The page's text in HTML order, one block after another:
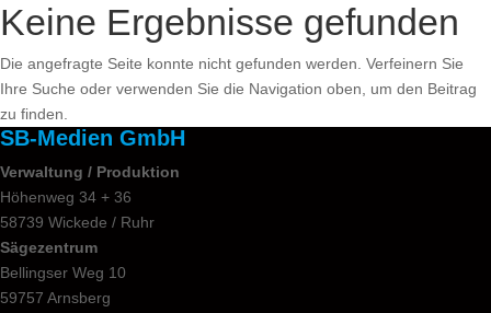
Keine Ergebnisse gefunden
Die angefragte Seite konnte nicht gefunden werden. Verfeinern Sie
Ihre Suche oder verwenden Sie die Navigation oben, um den Beitrag
zu finden.
SB-Medien GmbH
Verwaltung / Produktion
Höhenweg 34 + 36
58739 Wickede / Ruhr
Sägezentrum
Bellingser Weg 10
59757 Arnsberg